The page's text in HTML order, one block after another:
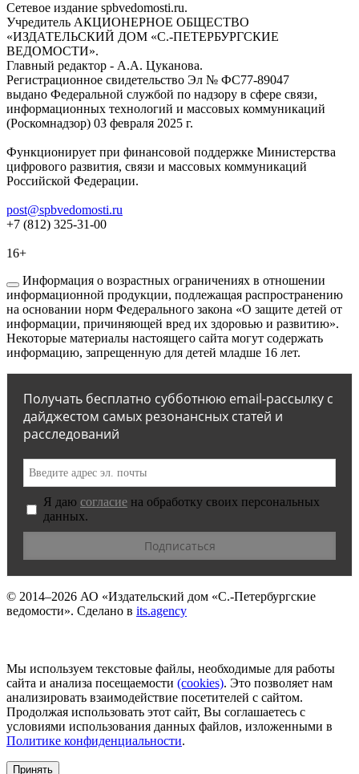
Сетевое издание spbvedomosti.ru.
Учредитель АКЦИОНЕРНОЕ ОБЩЕСТВО
«ИЗДАТЕЛЬСКИЙ ДОМ «С.-ПЕТЕРБУРГСКИЕ
ВЕДОМОСТИ».
Главный редактор - А.А. Цуканова.
Регистрационное свидетельство Эл № ФС77-89047
выдано Федеральной службой по надзору в сфере связи,
информационных технологий и массовых коммуникаций
(Роскомнадзор) 03 февраля 2025 г.
Функционирует при финансовой поддержке Министерства
цифрового развития, связи и массовых коммуникаций
Российской Федерации.
post@spbvedomosti.ru
+7 (812) 325-31-00
16+
Информация о возрастных ограничениях в отношении
информационной продукции, подлежащая распространению
на основании норм Федерального закона «О защите детей от
информации, причиняющей вред их здоровью и развитию».
Некоторые материалы настоящего сайта могут содержать
информацию, запрещенную для детей младше 16 лет.
Получать бесплатно субботнюю email-рассылку с
дайджестом самых резонансных статей и
расследований
Я даю согласие на обработку своих персональных
данных.
© 2014–2026 АО «Издательский дом «С.-Петербургские
ведомости». Сделано в its.agency
Мы используем текстовые файлы, необходимые для работы
сайта и анализа посещаемости (сookies). Это позволяет нам
анализировать взаимодействие посетителей с сайтом.
Продолжая использовать этот сайт, Вы соглашаетесь с
условиями использования данных файлов, изложенными в
Политике конфиденциальности.
Принять